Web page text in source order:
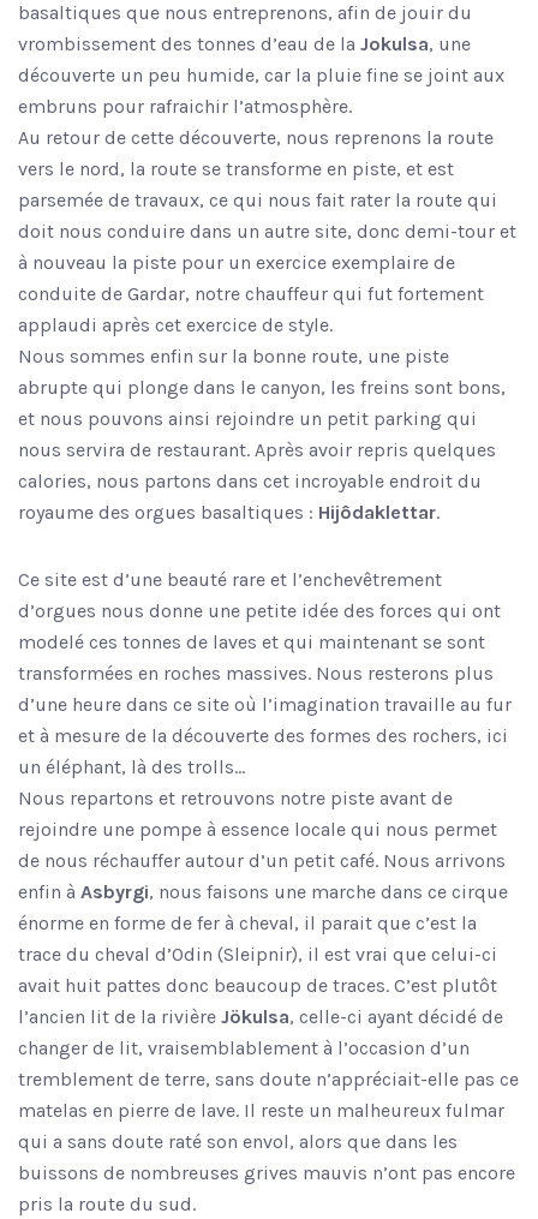
basaltiques que nous entreprenons, afin de jouir du
vrombissement des tonnes d’eau de la Jokulsa, une
découverte un peu humide, car la pluie fine se joint aux
embruns pour rafraichir l’atmosphère.
Au retour de cette découverte, nous reprenons la route
vers le nord, la route se transforme en piste, et est
parsemée de travaux, ce qui nous fait rater la route qui
doit nous conduire dans un autre site, donc demi-tour et
à nouveau la piste pour un exercice exemplaire de
conduite de Gardar, notre chauffeur qui fut fortement
applaudi après cet exercice de style.
Nous sommes enfin sur la bonne route, une piste
abrupte qui plonge dans le canyon, les freins sont bons,
et nous pouvons ainsi rejoindre un petit parking qui
nous servira de restaurant. Après avoir repris quelques
calories, nous partons dans cet incroyable endroit du
royaume des orgues basaltiques : Hijôdaklettar.
Ce site est d’une beauté rare et l’enchevêtrement
d’orgues nous donne une petite idée des forces qui ont
modelé ces tonnes de laves et qui maintenant se sont
transformées en roches massives. Nous resterons plus
d’une heure dans ce site où l’imagination travaille au fur
et à mesure de la découverte des formes des rochers, ici
un éléphant, là des trolls…
Nous repartons et retrouvons notre piste avant de
rejoindre une pompe à essence locale qui nous permet
de nous réchauffer autour d’un petit café. Nous arrivons
enfin à Asbyrgi, nous faisons une marche dans ce cirque
énorme en forme de fer à cheval, il parait que c’est la
trace du cheval d’Odin (Sleipnir), il est vrai que celui-ci
avait huit pattes donc beaucoup de traces. C’est plutôt
l’ancien lit de la rivière Jökulsa, celle-ci ayant décidé de
changer de lit, vraisemblablement à l’occasion d’un
tremblement de terre, sans doute n’appréciait-elle pas ce
matelas en pierre de lave. Il reste un malheureux fulmar
qui a sans doute raté son envol, alors que dans les
buissons de nombreuses grives mauvis n’ont pas encore
pris la route du sud.